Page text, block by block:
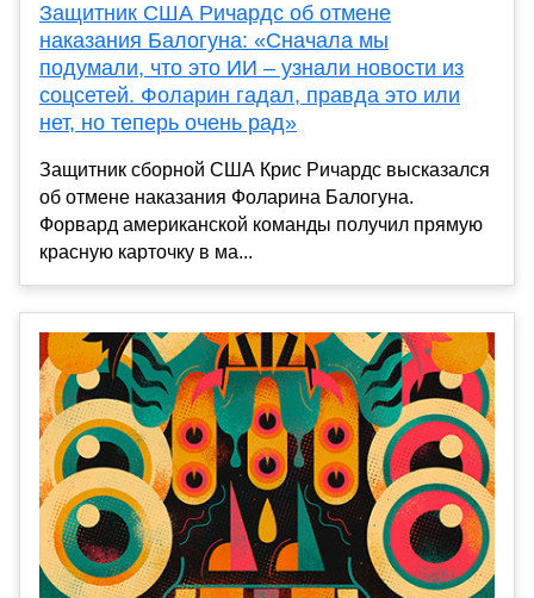
Защитник США Ричардс об отмене
наказания Балогуна: «Сначала мы
подумали, что это ИИ – узнали новости из
соцсетей. Фоларин гадал, правда это или
нет, но теперь очень рад»
Защитник сборной США Крис Ричардс высказался
об отмене наказания Фоларина Балогуна.
Форвард американской команды получил прямую
красную карточку в ма...